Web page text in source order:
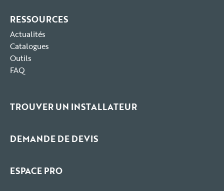
RESSOURCES
Actualités
Catalogues
Outils
FAQ
TROUVER UN INSTALLATEUR
DEMANDE DE DEVIS
ESPACE PRO